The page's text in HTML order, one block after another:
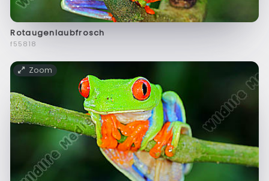
Rotaugenlaubfrosch
f55818
Zoom